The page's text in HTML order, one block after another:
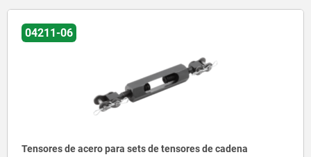
04211-06
Tensores de acero para sets de tensores de cadena